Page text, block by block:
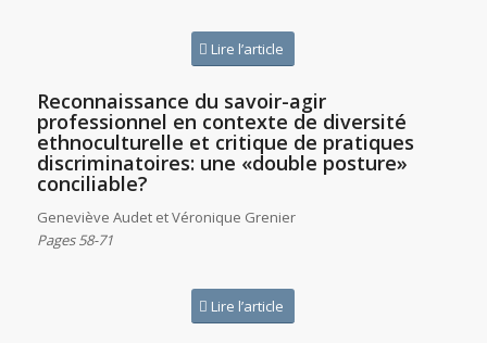
Lire l’article
Reconnaissance du savoir-agir
professionnel en contexte de diversité
ethnoculturelle et critique de pratiques
discriminatoires: une «double posture»
conciliable?
Geneviève Audet et Véronique Grenier
Pages 58-71
Lire l’article